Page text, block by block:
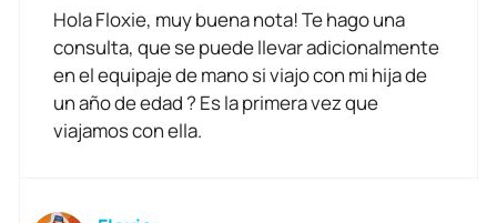
Hola Floxie, muy buena nota! Te hago una
consulta, que se puede llevar adicionalmente
en el equipaje de mano si viajo con mi hija de
un año de edad ? Es la primera vez que
viajamos con ella.